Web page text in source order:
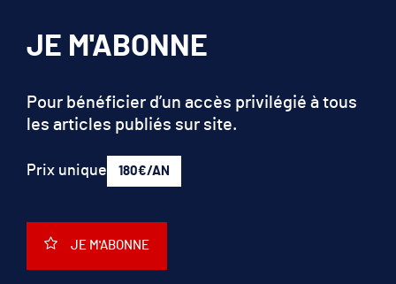
JE M'ABONNE
Pour bénéficier d’un accès privilégié à tous
les articles publiés sur site.
Prix unique 180€/AN
JE M'ABONNE